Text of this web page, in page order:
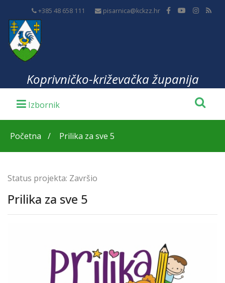
+385 48 658 111 pisarnica@kckzz.hr
Koprivničko-križevačka županija
Početna Prilika za sve 5
Status projekta: Završio
Prilika za sve 5